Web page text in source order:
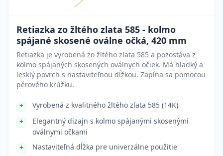
Retiazka zo žltého zlata 585 - kolmo
spájané skosené oválne očká, 420 mm
Retiazka je vyrobená zo žltého zlata 585 a pozostáva z
kolmo spájaných skosených oválnych očiek. Má hladký a
lesklý povrch s nastaviteľnou dĺžkou. Zapína sa pomocou
pérového krúžku.
Vyrobená z kvalitného žltého zlata 585 (14K)
Elegantný dizajn s kolmo spájanými skosenými
oválnymi očkami
Nastaviteľná dĺžka pre univerzálne použitie